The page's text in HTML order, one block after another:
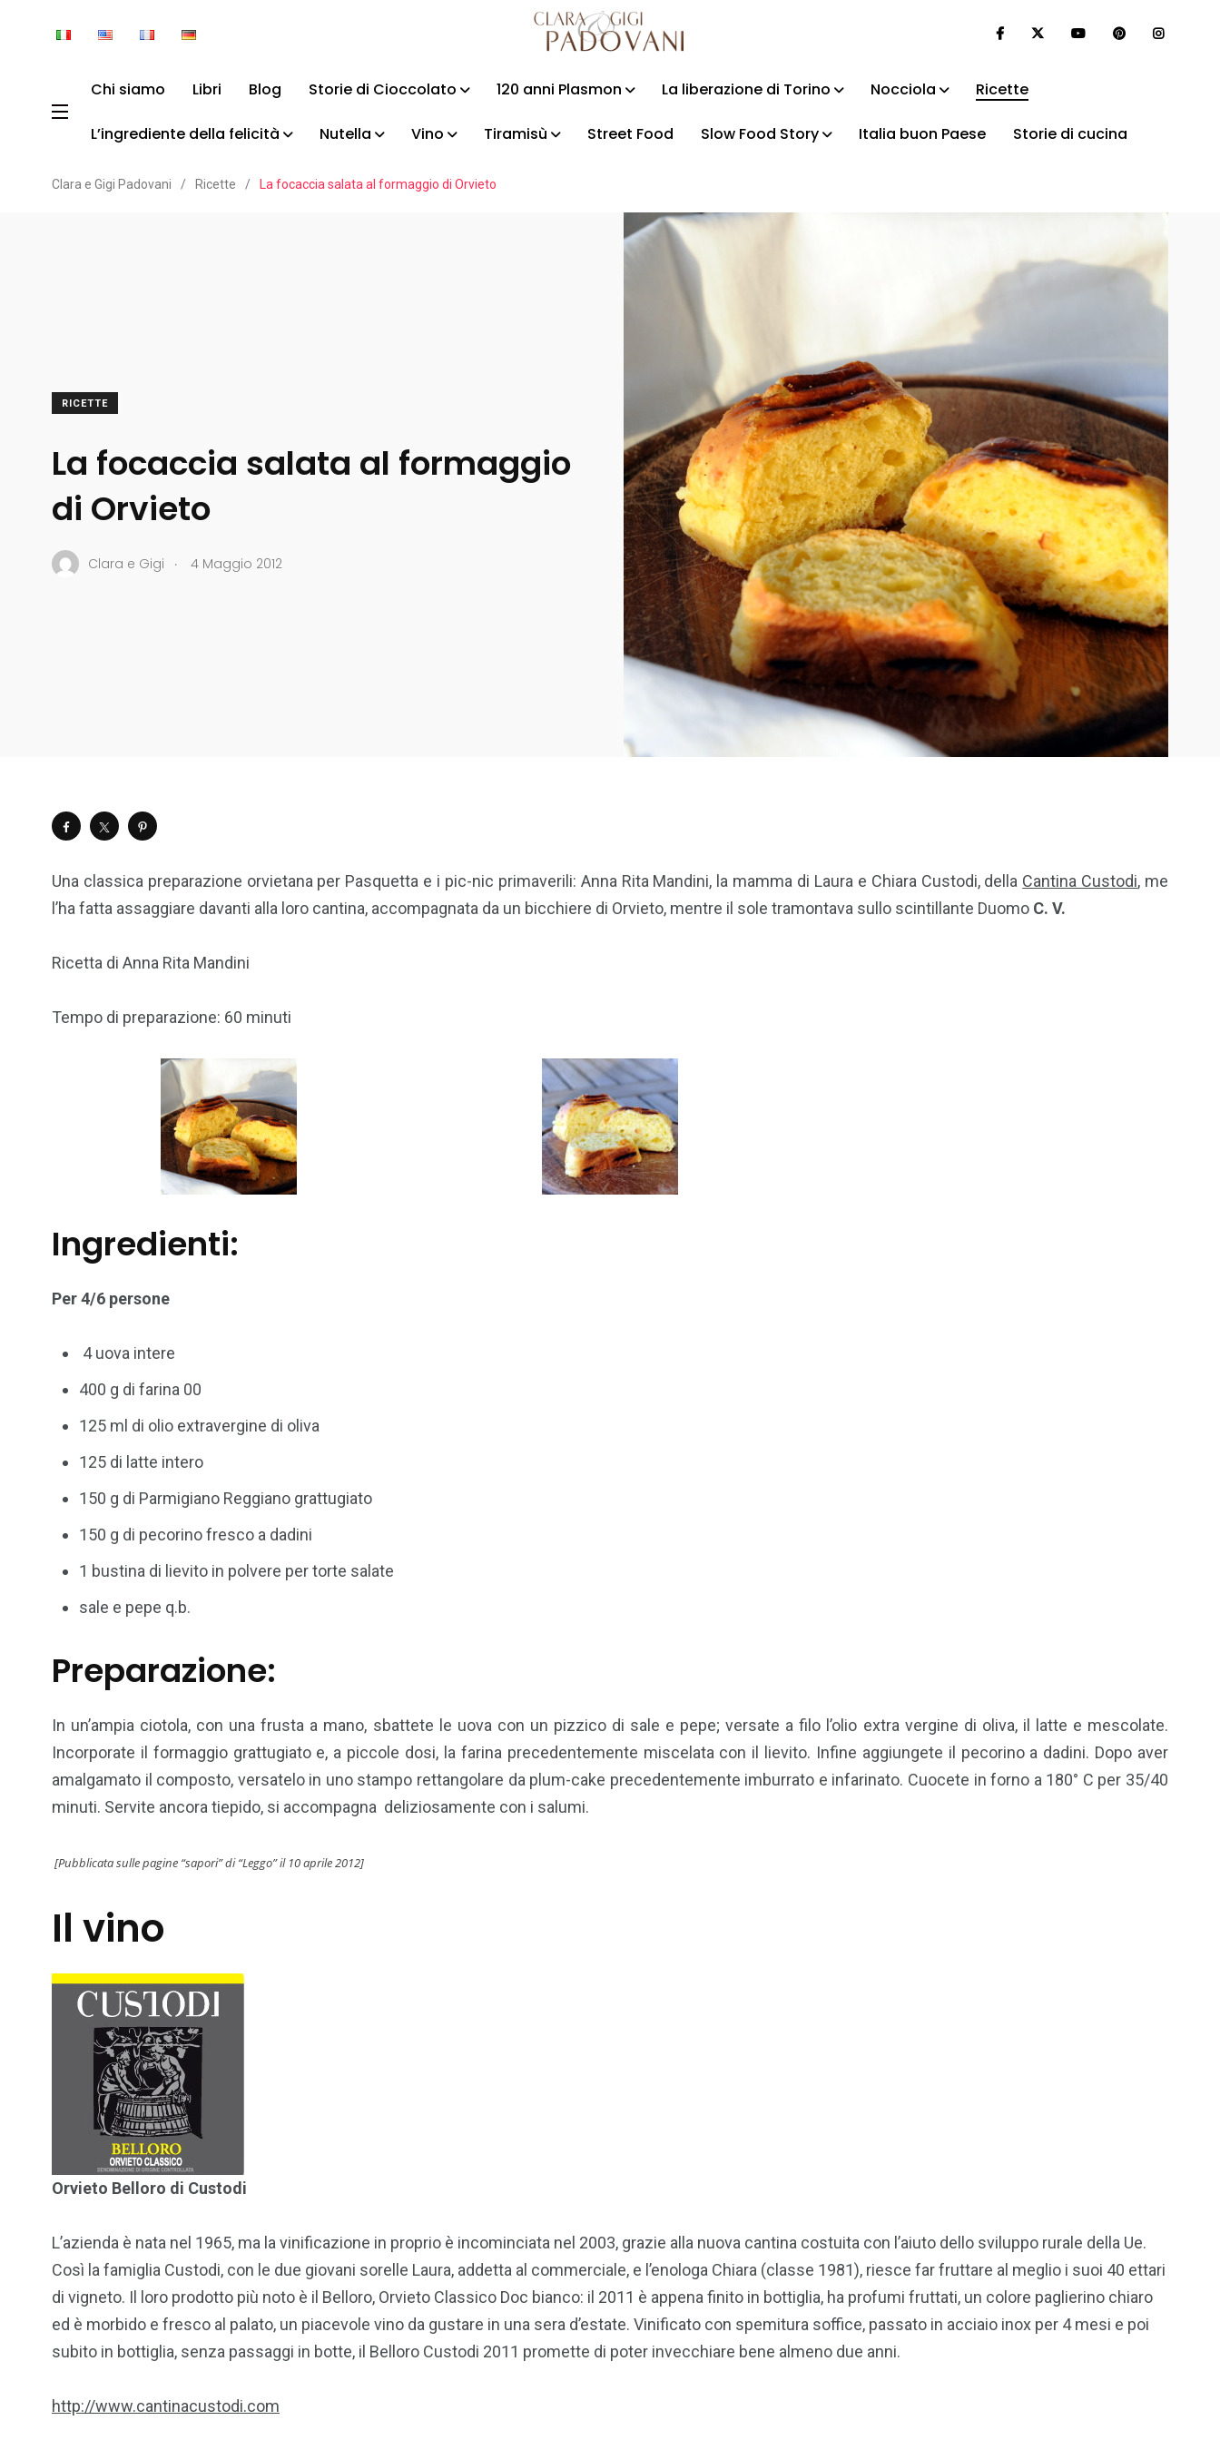
Chi siamo Libri Blog Storie di Cioccolato 120 anni Plasmon La liberazione di Torino Nocciola Ricette
L’ingrediente della felicità Nutella Vino Tiramisù Street Food Slow Food Story Italia buon Paese Storie di cucina
Clara e Gigi Padovani / Ricette / La focaccia salata al formaggio di Orvieto
RICETTE
La focaccia salata al formaggio
di Orvieto
Clara e Gigi . 4 Maggio 2012
Una classica preparazione orvietana per Pasquetta e i pic-nic primaverili: Anna Rita Mandini, la mamma di Laura e Chiara Custodi, della Cantina Custodi, me
l’ha fatta assaggiare davanti alla loro cantina, accompagnata da un bicchiere di Orvieto, mentre il sole tramontava sullo scintillante Duomo C. V.
Ricetta di Anna Rita Mandini
Tempo di preparazione: 60 minuti
Ingredienti:
Per 4/6 persone
4 uova intere
400 g di farina 00
125 ml di olio extravergine di oliva
125 di latte intero
150 g di Parmigiano Reggiano grattugiato
150 g di pecorino fresco a dadini
1 bustina di lievito in polvere per torte salate
sale e pepe q.b.
Preparazione:
In un’ampia ciotola, con una frusta a mano, sbattete le uova con un pizzico di sale e pepe; versate a filo l’olio extra vergine di oliva, il latte e mescolate.
Incorporate il formaggio grattugiato e, a piccole dosi, la farina precedentemente miscelata con il lievito. Infine aggiungete il pecorino a dadini. Dopo aver
amalgamato il composto, versatelo in uno stampo rettangolare da plum-cake precedentemente imburrato e infarinato. Cuocete in forno a 180° C per 35/40
minuti. Servite ancora tiepido, si accompagna deliziosamente con i salumi.
[Pubblicata sulle pagine “sapori” di “Leggo” il 10 aprile 2012]
Il vino
Orvieto Belloro di Custodi
L’azienda è nata nel 1965, ma la vinificazione in proprio è incominciata nel 2003, grazie alla nuova cantina costuita con l’aiuto dello sviluppo rurale della Ue.
Così la famiglia Custodi, con le due giovani sorelle Laura, addetta al commerciale, e l’enologa Chiara (classe 1981), riesce far fruttare al meglio i suoi 40 ettari
di vigneto. Il loro prodotto più noto è il Belloro, Orvieto Classico Doc bianco: il 2011 è appena finito in bottiglia, ha profumi fruttati, un colore paglierino chiaro
ed è morbido e fresco al palato, un piacevole vino da gustare in una sera d’estate. Vinificato con spemitura soffice, passato in acciaio inox per 4 mesi e poi
subito in bottiglia, senza passaggi in botte, il Belloro Custodi 2011 promette di poter invecchiare bene almeno due anni.
http://www.cantinacustodi.com